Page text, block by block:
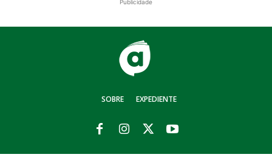
Publicidade
SOBRE EXPEDIENTE